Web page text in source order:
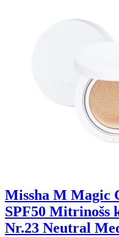
Missha M Magic
SPF50 Mitrinošs
Nr.23 Neutral